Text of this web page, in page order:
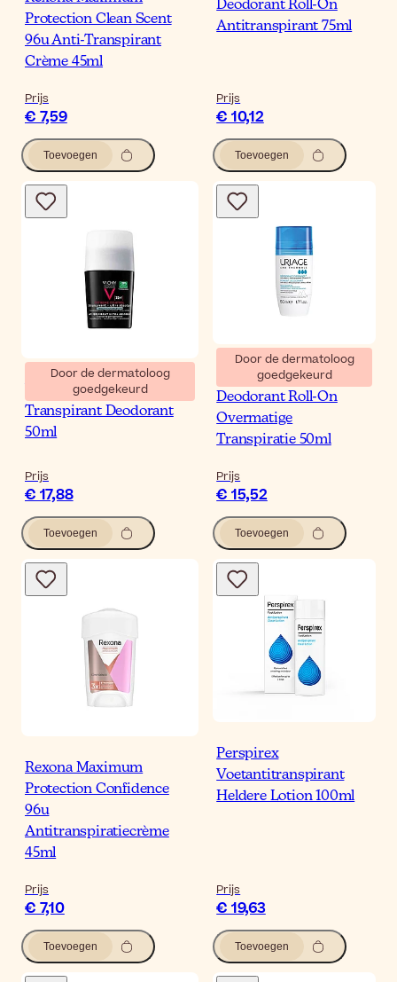
Protection Clean Scent
96u Anti-Transpirant
Crème 45ml
Prijs
€ 7,59
Toevoegen
Deodorant Roll-On
Antitranspirant 75ml
Prijs
€ 10,12
Toevoegen
Door de dermatoloog
goedgekeurd
Vichy Homme 72u Anti-
Transpirant Deodorant
50ml
Prijs
€ 17,88
Toevoegen
Door de dermatoloog
goedgekeurd
Uriage Power3
Deodorant Roll-On
Overmatige
Transpiratie 50ml
Prijs
€ 15,52
Toevoegen
Rexona Maximum
Protection Confidence
96u
Antitranspiratiecrème
45ml
Prijs
€ 7,10
Toevoegen
Perspirex
Voetantitranspirant
Heldere Lotion 100ml
Prijs
€ 19,63
Toevoegen